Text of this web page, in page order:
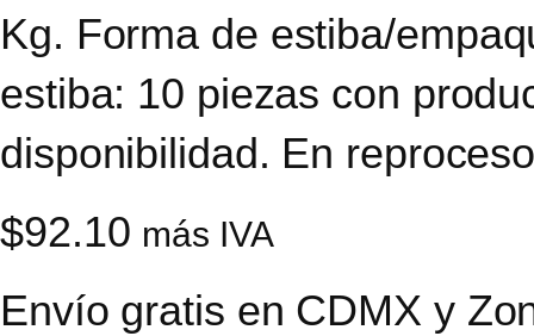
Kg. Forma de estiba/
estiba: 10 piezas con
disponibilidad. En
$92.10 más IVA
Envío gratis en CDMX y